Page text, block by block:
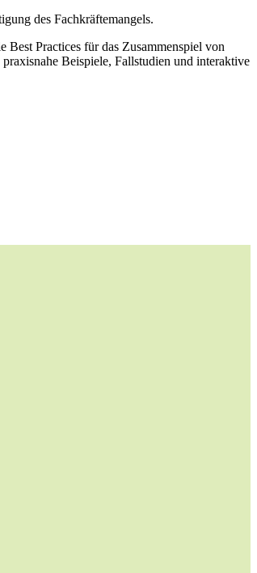
des Fachkräftemangels.
Practices für das Zusammenspiel von
Beispiele, Fallstudien und interaktive